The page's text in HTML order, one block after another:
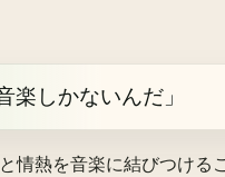
楽しかないんだ」
情熱を音楽に結びつける